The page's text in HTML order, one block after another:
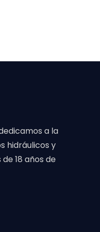
a la
hidráulicos y
18 años de